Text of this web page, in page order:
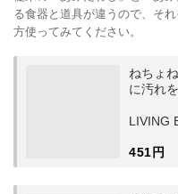
る食器と道具が違うので、そ
方使ってみてください。
ねちょ
に汚れ
LIVING
紐付き
製
451円